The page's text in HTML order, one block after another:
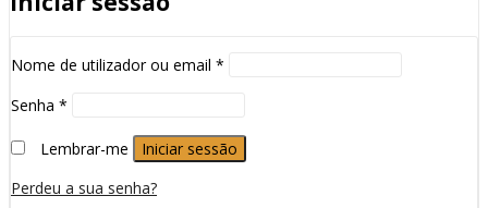
Nome de utilizador ou email *
Senha *
Lembrar-me
Iniciar sessão
Perdeu a sua senha?